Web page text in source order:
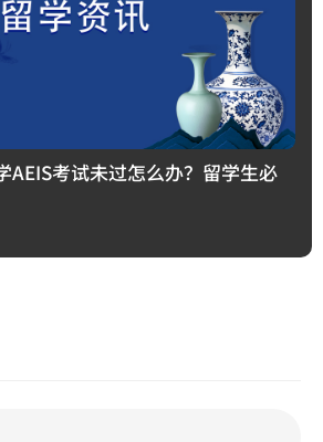
AEIS考试未过怎么办？留学生必